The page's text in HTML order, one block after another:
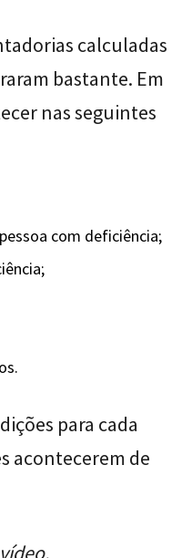
calculadas
bastante. Em
nas seguintes
com deficiência;
para cada
acontecerem de